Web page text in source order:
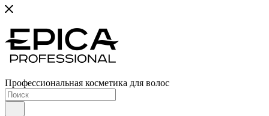
Профессиональная косметика для волос